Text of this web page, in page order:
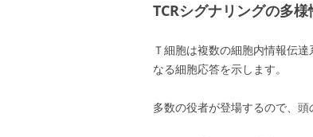
TCRシグナリングの多様
Ｔ細胞は複数の細胞内情報伝
なる細胞応答を示します。
多数の役者が登場するので、